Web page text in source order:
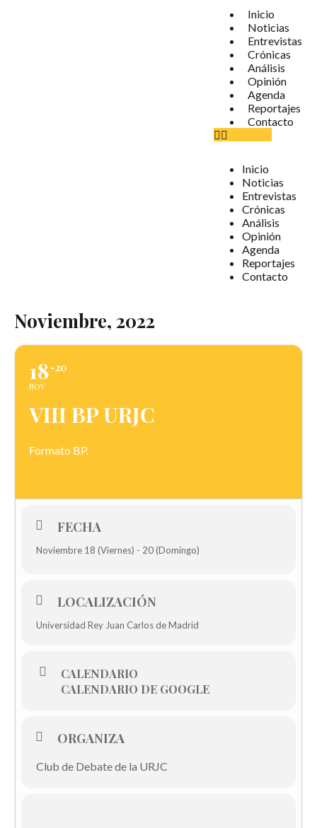
Inicio
Noticias
Entrevistas
Crónicas
Análisis
Opinión
Agenda
Reportajes
Contacto
Inicio
Noticias
Entrevistas
Crónicas
Análisis
Opinión
Agenda
Reportajes
Contacto
Noviembre, 2022
18
NOV
20
VIII BP URJC
Formato BP.
FECHA
Noviembre 18 (Viernes) - 20 (Domingo)
LOCALIZACIÓN
Universidad Rey Juan Carlos de Madrid
CALENDARIO
CALENDARIO DE GOOGLE
ORGANIZA
Club de Debate de la URJC